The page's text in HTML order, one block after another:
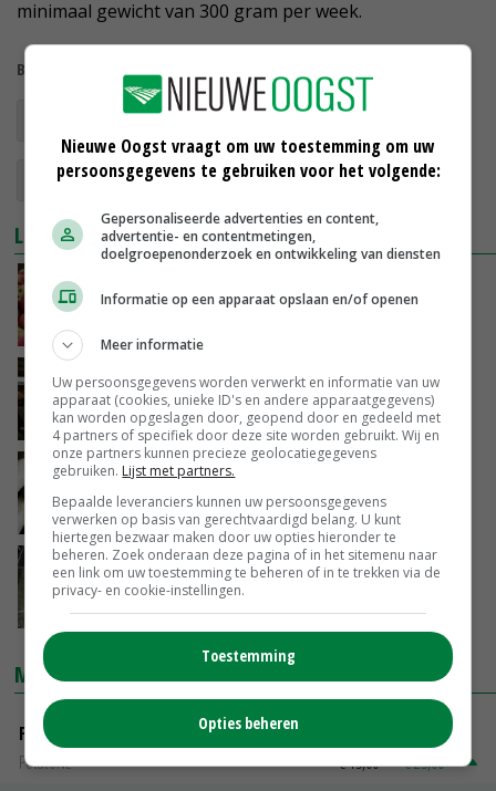
minimaal gewicht van 300 gram per week.
Bekijk meer over:
groente- en fruitconsumptie
Europese Unie coronavirus
LEES OOK
groenten op school
Nationaal Schoolontbijt op de boerderij
08-11-2018
Schoolmelkprogramma beoordeeld met een
7,2
07-11-2018
Fruitcampagne moet kinderen aan appel en
peer krijgen
31-10-2018
MARKTPRIJZEN
Fritesgeschikt NL Du Be
PotatoNL
€ 15,00~ € 23,00
Nieuwe Oogst vraagt om uw toestemming om uw
persoonsgegevens te gebruiken voor het volgende:
Gepersonaliseerde advertenties en content,
advertentie- en contentmetingen,
doelgroepenonderzoek en ontwikkeling van diensten
Informatie op een apparaat opslaan en/of openen
Meer informatie
Uw persoonsgegevens worden verwerkt en informatie van uw
apparaat (cookies, unieke ID's en andere apparaatgegevens)
kan worden opgeslagen door, geopend door en gedeeld met
4 partners of specifiek door deze site worden gebruikt. Wij en
onze partners kunnen precieze geolocatiegegevens
gebruiken. Lijst met partners.
Bepaalde leveranciers kunnen uw persoonsgegevens
verwerken op basis van gerechtvaardigd belang. U kunt
hiertegen bezwaar maken door uw opties hieronder te
beheren. Zoek onderaan deze pagina of in het sitemenu naar
een link om uw toestemming te beheren of in te trekken via de
privacy- en cookie-instellingen.
Toestemming
Opties beheren